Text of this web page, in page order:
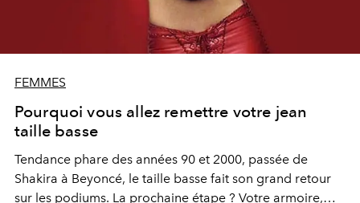
FEMMES
Pourquoi vous allez remettre votre jean
taille basse
Tendance phare des années 90 et 2000, passée de
Shakira à Beyoncé, le taille basse fait son grand retour
sur les podiums. La prochaine étape ? Votre armoire,